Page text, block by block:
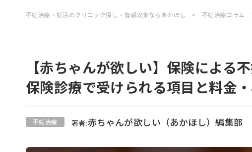
不妊治療・妊活のクリニック探し・情報収集ならあかほし 不妊治療コラム
【赤ちゃんが欲しい】保険による
保険診療で受けられる項目と料金
不妊治療 著者:赤ちゃんが欲しい（あかほし）編集部